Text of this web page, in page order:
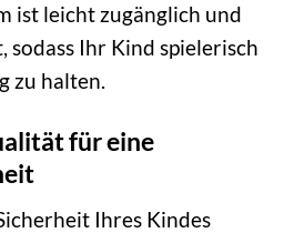
ist leicht zugänglich und
Ihr Kind spielerisch
zu halten.
für eine
Ihres Kindes